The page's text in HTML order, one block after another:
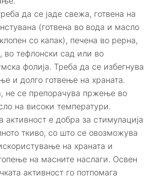
да се јаде свежа, готвена на
(готвена во вода и масло
со капак), печена во рерна,
во тефлонски сад или во
фолија. Треба да се избегнува
и долго готвење на храната.
не се препорачува пржење во
на високи температури.
активност е добра за стимулација
ткиво, со што се овозможува
на храната и
на масните наслаги. Освен
активност го потпомага